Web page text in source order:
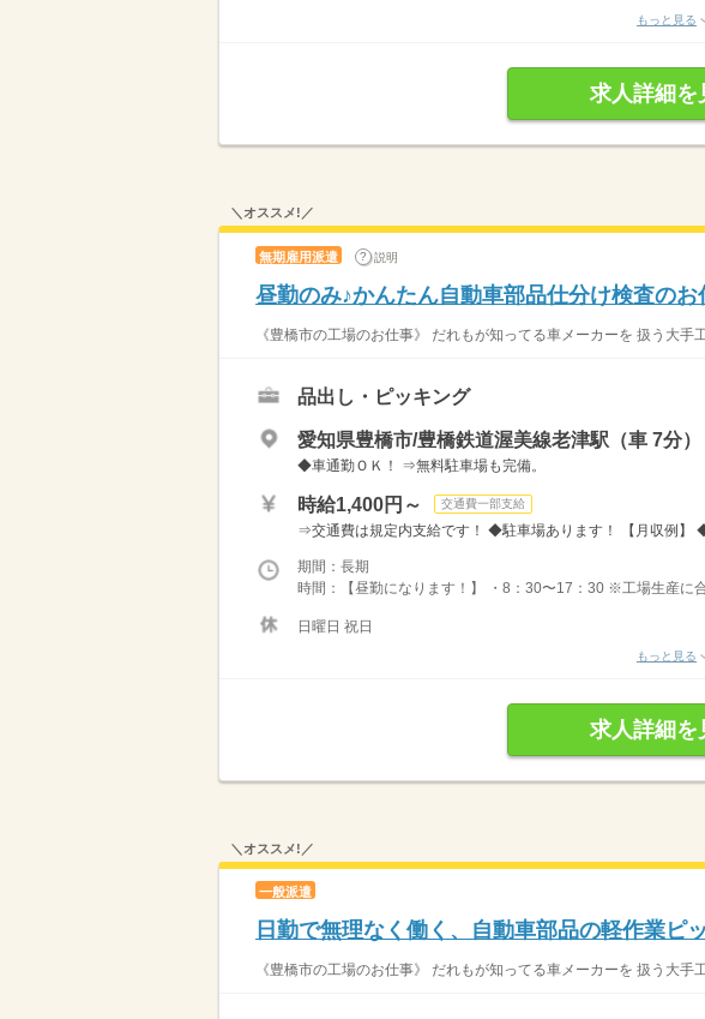
もっと見る
求人詳細を
＼オススメ!／
無期雇用派遣 説明
昼勤のみ♪かんたん自動車部品仕分け検査のお
《豊橋市の工場のお仕事》 だれもが知ってる車メーカーを 扱う大
品出し・ピッキング
愛知県豊橋市/豊橋鉄道渥美線老津駅（車 7分）
◆車通勤ＯＫ！ ⇒無料駐車場も完備。
時給1,400円～ 交通費一部支給
⇒交通費は規定内支給です！ ◆駐車場あります！ 【月収例】
期間：長期
時間：【昼勤になります！】 ・8：30〜17：30 ※工場生産に
日曜日 祝日
もっと見る
求人詳細を
＼オススメ!／
一般派遣
日勤で無理なく働く、自動車部品の軽作業ピ
《豊橋市の工場のお仕事》 だれもが知ってる車メーカーを 扱う大